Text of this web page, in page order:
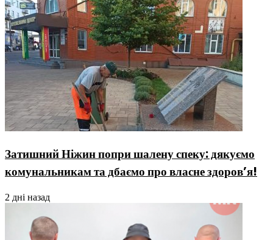
Затишний Ніжин попри шалену спеку: дякуємо
комунальникам та дбаємо про власне здоров’я!
2 дні назад